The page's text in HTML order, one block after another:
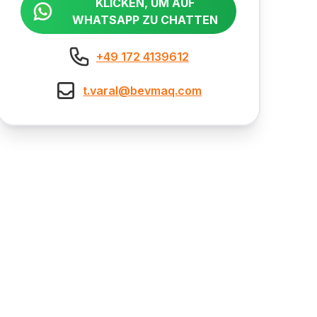
KLICKEN, UM AUF
WHATSAPP ZU CHATTEN
+49 172 4139612
t.varal@bevmaq.com